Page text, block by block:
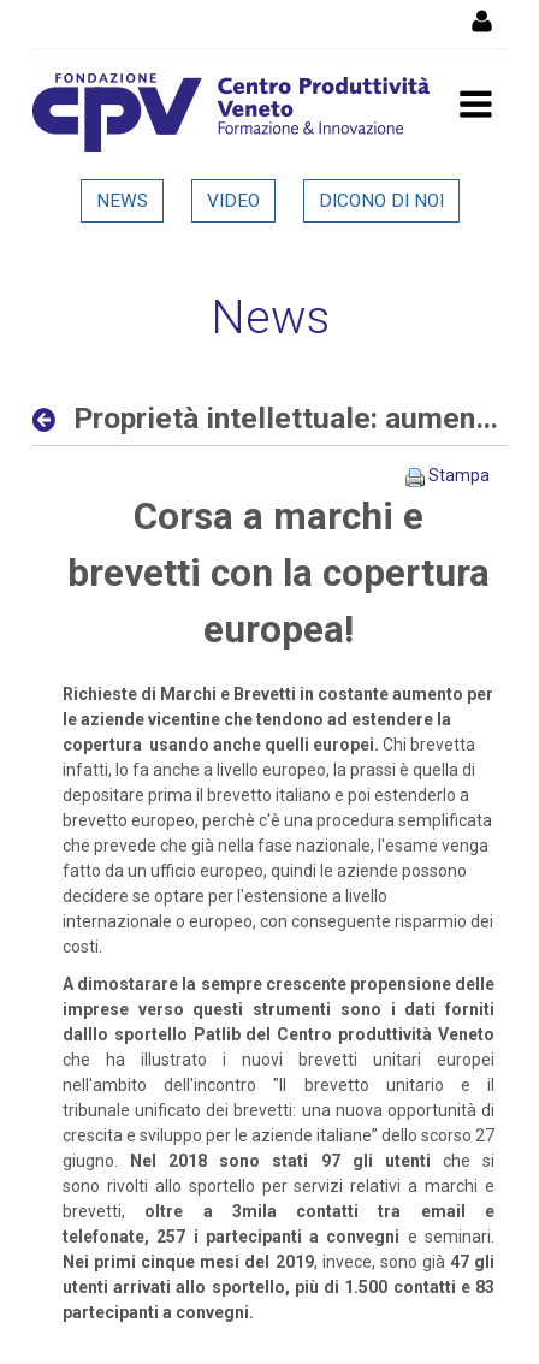
Proprietà intellettuale:
delle aziende allo sportello
evidenza
NEWS VIDEO DICONO DI NOI
News
Proprietà intellettuale: aumentano le richieste delle aziende allo sportello del CPV
Stampa
Corsa a marchi e
brevetti con la copertura
europea!
Richieste di Marchi e Brevetti in costante aumento per
le aziende vicentine che tendono ad estendere la
copertura usando anche quelli europei. Chi brevetta
infatti, lo fa anche a livello europeo, la prassi è quella di
depositare prima il brevetto italiano e poi estenderlo a
brevetto europeo, perchè c'è una procedura semplificata
che prevede che già nella fase nazionale, l'esame venga
fatto da un ufficio europeo, quindi le aziende possono
decidere se optare per l'estensione a livello
internazionale o europeo, con conseguente risparmio dei
costi.
A dimostarare la sempre crescente propensione delle
imprese verso questi strumenti sono i dati forniti
dalllo sportello Patlib del Centro produttività Veneto
che ha illustrato i nuovi brevetti unitari europei
nell'ambito dell'incontro "Il brevetto unitario e il
tribunale unificato dei brevetti: una nuova opportunità di
crescita e sviluppo per le aziende italiane” dello scorso 27
giugno.
Nel 2018 sono stati 97 gli utenti che si
sono rivolti allo sportello per servizi relativi a marchi e
brevetti, oltre a 3mila contatti tra email e
telefonate, 257 i partecipanti a convegni e seminari.
Nei primi cinque mesi del 2019, invece, sono già 47 gli
utenti arrivati allo sportello, più di 1.500 contatti e 83
partecipanti a convegni.